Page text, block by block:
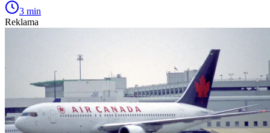
3 min
Reklama